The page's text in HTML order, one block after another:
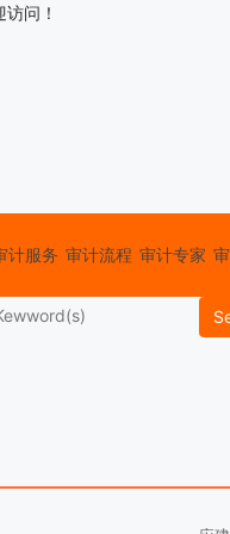
访问！
计服务 审计流程 审计专家